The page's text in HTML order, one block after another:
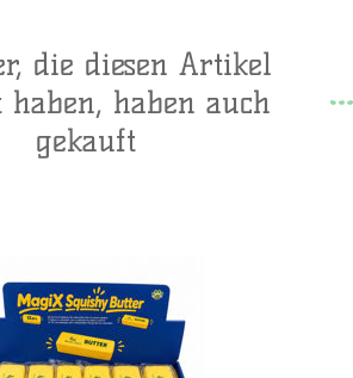
die diesen Artikel
haben, haben auch
gekauft